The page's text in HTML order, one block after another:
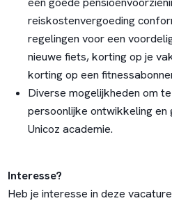
reiskostenvergoeding
regelingen voor een
nieuwe fiets, korting op je
korting op een
Diverse mogelijkheden om
persoonlijke ontwikkeling en
Unicoz academie.
Interesse?
Heb je interesse in deze